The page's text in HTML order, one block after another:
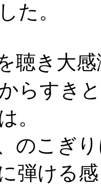
た。
聴き大感
らすき
。
のこぎ
弾ける